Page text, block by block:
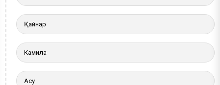
Қайнар
Камила
Ақсу